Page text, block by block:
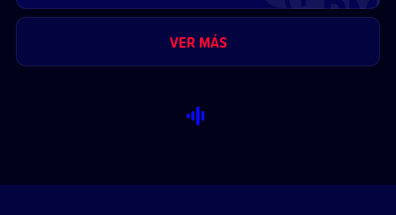
VER MÁS